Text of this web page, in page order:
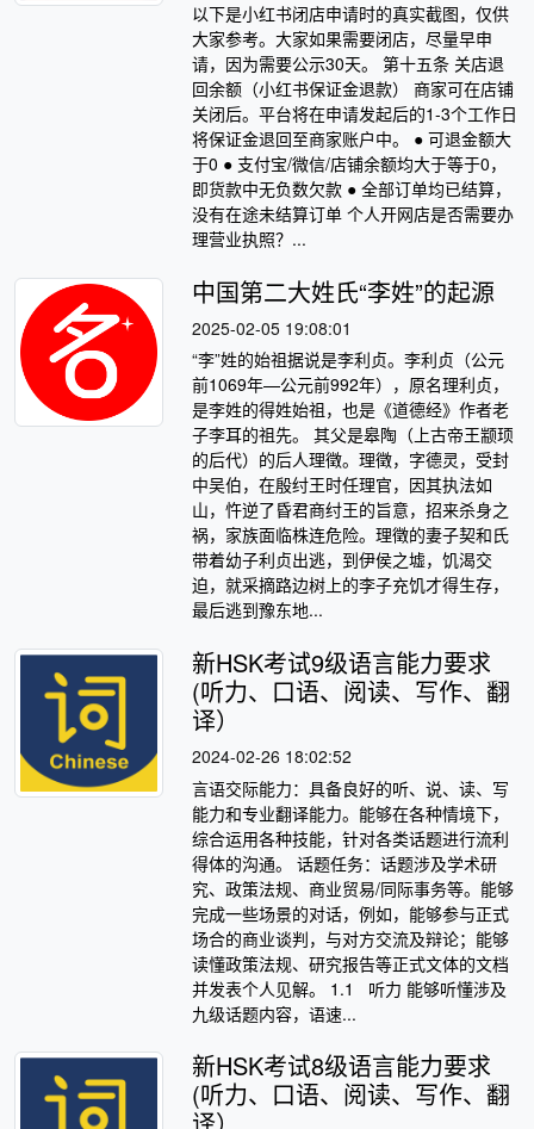
以下是小红书闭店申请时的真实截图，仅供
大家参考。大家如果需要闭店，尽量早申
请，因为需要公示30天。 第十五条 关店退
回余额（小红书保证金退款） 商家可在店铺
关闭后。平台将在申请发起后的1-3个工作日
将保证金退回至商家账户中。 ● 可退金额大
于0 ● 支付宝/微信/店铺余额均大于等于0，
即货款中无负数欠款 ● 全部订单均已结算，
没有在途未结算订单 个人开网店是否需要办
理营业执照？...
中国第二大姓氏“李姓”的起源
2025-02-05 19:08:01
“李”姓的始祖据说是李利贞。李利贞（公元
前1069年—公元前992年），原名理利贞，
是李姓的得姓始祖，也是《道德经》作者老
子李耳的祖先。 其父是皋陶（上古帝王颛顼
的后代）的后人理徵。理徵，字德灵，受封
中吴伯，在殷纣王时任理官，因其执法如
山，忤逆了昏君商纣王的旨意，招来杀身之
祸，家族面临株连危险。理徵的妻子契和氏
带着幼子利贞出逃，到伊侯之墟，饥渴交
迫，就采摘路边树上的李子充饥才得生存，
最后逃到豫东地...
新HSK考试9级语言能力要求
(听力、口语、阅读、写作、翻
译）
2024-02-26 18:02:52
言语交际能力：具备良好的听、说、读、写
能力和专业翻译能力。能够在各种情境下，
综合运用各种技能，针对各类话题进行流利
得体的沟通。 话题任务：话题涉及学术研
究、政策法规、商业贸易/同际事务等。能够
完成一些场景的对话，例如，能够参与正式
场合的商业谈判，与对方交流及辩论；能够
读懂政策法规、研究报告等正式文体的文档
并发表个人见解。 1.1 听力 能够听懂涉及
九级话题内容，语速...
新HSK考试8级语言能力要求
(听力、口语、阅读、写作、翻